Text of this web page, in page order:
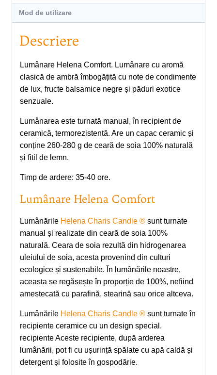
Mod de utilizare
Descriere
Lumânare Helena Comfort. Lumânare cu aromă
clasică de ambră îmbogățită cu note de condimente
de lux, fructe balsamice negre și păduri exotice
senzuale.
Lumânarea este turnată manual, în recipient de
ceramică, termorezistentă. Are un capac ceramic și
conține 260-280 g de ceară de soia 100% naturală
și fitil de lemn.
Timp de ardere: 35-40 ore.
Lumânare Helena Comfort
Lumânările Helena Charis Candle ® sunt turnate
manual și realizate din ceară de soia 100%
naturală. Ceara de soia rezultă din hidrogenarea
uleiului de soia, acesta provenind din culturi
ecologice și sustenabile. În lumânările noastre,
aceasta se regăsește în proporție de 100%, nefiind
amestecată cu parafină, stearină sau orice altceva.
Lumânările Helena Charis Candle ® sunt turnate în
recipiente ceramice cu un design special.
recipiente Aceste recipiente, după arderea
lumânării, pot fi cu ușurință spălate cu apă caldă și
detergent și folosite în gospodărie.